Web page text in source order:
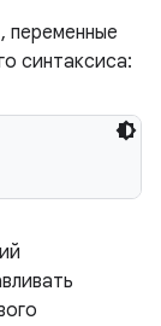
, переменные
синтаксиса: